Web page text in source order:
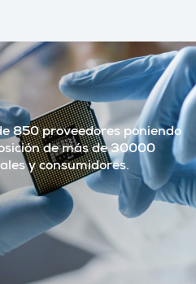
850 proveedores poniendo
de más de 30000
y consumidores.